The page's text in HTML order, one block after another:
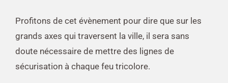
Profitons de cet évènement pour dire que sur les
grands axes qui traversent la ville, il sera sans
doute nécessaire de mettre des lignes de
sécurisation à chaque feu tricolore.